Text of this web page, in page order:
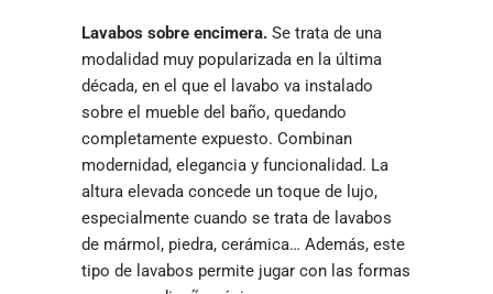
Lavabos sobre encimera. Se trata de una
modalidad muy popularizada en la última
década, en el que el lavabo va instalado
sobre el mueble del baño, quedando
completamente expuesto. Combinan
modernidad, elegancia y funcionalidad. La
altura elevada concede un toque de lujo,
especialmente cuando se trata de lavabos
de mármol, piedra, cerámica… Además, este
tipo de lavabos permite jugar con las formas